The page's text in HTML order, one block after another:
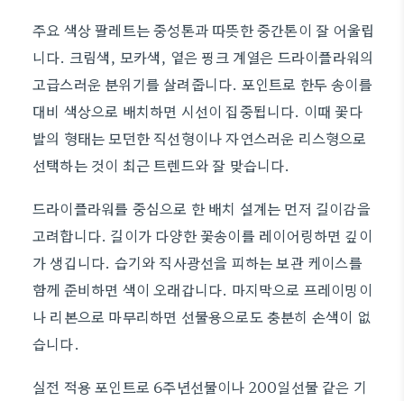
주요 색상 팔레트는 중성톤과 따뜻한 중간톤이 잘 어울립
니다. 크림색, 모카색, 옅은 핑크 계열은 드라이플라워의
고급스러운 분위기를 살려줍니다. 포인트로 한두 송이를
대비 색상으로 배치하면 시선이 집중됩니다. 이때 꽃다
발의 형태는 모던한 직선형이나 자연스러운 리스형으로
선택하는 것이 최근 트렌드와 잘 맞습니다.
드라이플라워를 중심으로 한 배치 설계는 먼저 길이감을
고려합니다. 길이가 다양한 꽃송이를 레이어링하면 깊이
가 생깁니다. 습기와 직사광선을 피하는 보관 케이스를
함께 준비하면 색이 오래갑니다. 마지막으로 프레이밍이
나 리본으로 마무리하면 선물용으로도 충분히 손색이 없
습니다.
실전 적용 포인트로 6주년선물이나 200일선물 같은 기